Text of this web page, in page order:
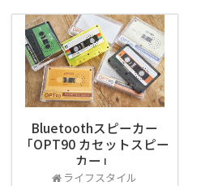
Bluetoothスピーカー
「OPT90 カセットスピー
カー」
ライフスタイル